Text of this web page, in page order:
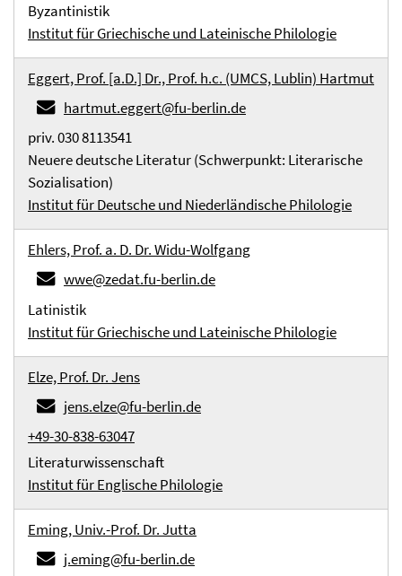
Byzantinistik
Institut für Griechische und Lateinische Philologie
Eggert, Prof. [a.D.] Dr., Prof. h.c. (UMCS, Lublin) Hartmut
hartmut.eggert@fu-berlin.de
priv. 030 8113541
Neuere deutsche Literatur (Schwerpunkt: Literarische
Sozialisation)
Institut für Deutsche und Niederländische Philologie
Ehlers, Prof. a. D. Dr. Widu-Wolfgang
wwe@zedat.fu-berlin.de
Latinistik
Institut für Griechische und Lateinische Philologie
Elze, Prof. Dr. Jens
jens.elze@fu-berlin.de
+49-30-838-63047
Literaturwissenschaft
Institut für Englische Philologie
Eming, Univ.-Prof. Dr. Jutta
j.eming@fu-berlin.de